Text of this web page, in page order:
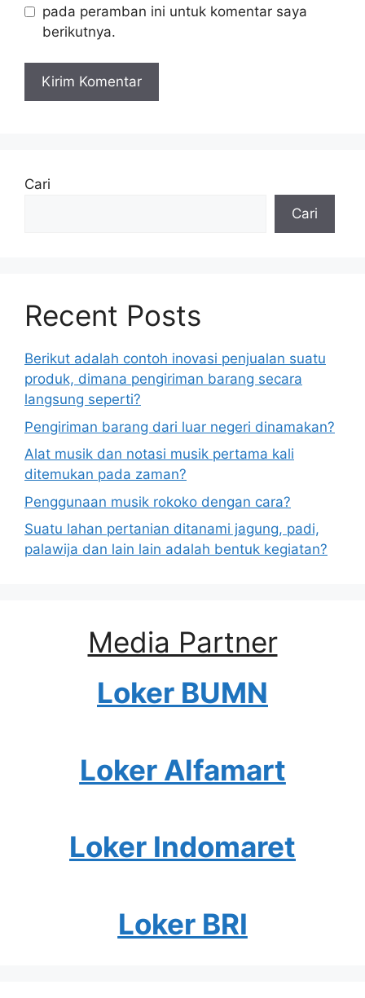
pada peramban ini untuk komentar saya
berikutnya.
Cari
Cari
Recent Posts
Berikut adalah contoh inovasi penjualan suatu
produk, dimana pengiriman barang secara
langsung seperti?
Pengiriman barang dari luar negeri dinamakan?
Alat musik dan notasi musik pertama kali
ditemukan pada zaman?
Penggunaan musik rokoko dengan cara?
Suatu lahan pertanian ditanami jagung, padi,
palawija dan lain lain adalah bentuk kegiatan?
Media Partner
Loker BUMN
Loker Alfamart
Loker Indomaret
Loker BRI